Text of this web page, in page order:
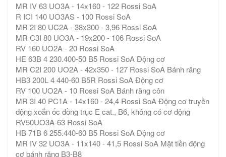
MR IV 63 UO3A - 14x160 - 122 Rossi SoA
R ICI 140 UO3AS - 100 Rossi SoA
MR 2I 80 UC2A - 38x300 - 3,96 Rossi SoA
MR C3I 80 UO3A - 19x200 - 106 Rossi SoA
RV 160 UO2A - 20 Rossi SoA
HE 63B 4 230.400-50 B5 Rossi SoA Động cơ
MR C2I 200 UO2A - 42x350 - 127 Rossi SoA Bánh răng
HB3 200L 4 440-60 B5R Rossi SoA Động cơ
RV 100 UO2A - 10 Rossi SoA Bánh răng côn
MR 3I 40 PC1A - 14x160 - 24,4 Rossi SoA Động cơ truyền
động xoắn ốc đồng trục E cat., B6, không có cơ động
RV50UO3A-63 Rossi SoA
HB 71B 6 255.440-60 B5 Rossi SoA Động cơ
MR IV 32 UO3A - 11x140 - 41,5 Rossi SoA Mặt tiền động
cơ bánh răng B3-B8